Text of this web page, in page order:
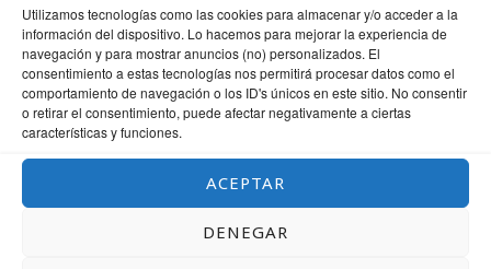
Utilizamos tecnologías como las cookies para almacenar y/o acceder a la
información del dispositivo. Lo hacemos para mejorar la experiencia de
navegación y para mostrar anuncios (no) personalizados. El
consentimiento a estas tecnologías nos permitirá procesar datos como el
comportamiento de navegación o los ID's únicos en este sitio. No consentir
o retirar el consentimiento, puede afectar negativamente a ciertas
características y funciones.
ACEPTAR
DENEGAR
GUARDA MI NOMBRE, CORREO ELECTRÓNICO Y WEB EN ESTE NAVEGADOR
PARA LA PRÓXIMA VEZ QUE COMENTE.